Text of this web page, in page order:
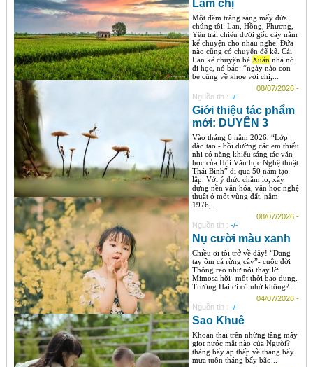
Làm chị
Một đêm trăng sáng mấy đứa
chúng tôi: Lan, Hồng, Phương,
Yến trải chiếu dưới gốc cây nằm
kể chuyện cho nhau nghe. Đứa
nào cũng có chuyện để kể. Cái
Lan kể chuyện bé Xuânnhà nó
đi học, nó bảo: “ngày nào con
bé cũng về khoe với chị,...
08/07/2026 -
Nguồn tin : -/-
Giới thiệu tác phẩm
mới: DUYÊN 3
Vào tháng 6 năm 2026, “Lớp
đào tạo - bồi dưỡng các em thiếu
nhi có năng khiếu sáng tác văn
học của Hội Văn học Nghệ thuật
Thái Bình” đi qua 50 năm tạo
lập. Với ý thức chăm lo, xây
dựng nền văn hóa, văn học nghệ
thuật ở một vùng đất, năm
1976,...
08/07/2026 -
Nguồn tin : -/-
Nụ cười màu xanh
Chiều ơi tôi trở về đây! “Dang
tay ôm cả rừng cây”- cuộc đời
Thông reo như nói thay lời
Mimosa hỡi- một thời bao dung.
Trường Hai ơi có nhớ không?...
04/07/2026 -
Nguồn tin : -/-
Sao Khuê
Khoan thai trên những tầng mây
giọt nước mắt nào của Người?
tháng bẩy áp thấp về tháng bẩy
mưa tuôn tháng bẩy bão...